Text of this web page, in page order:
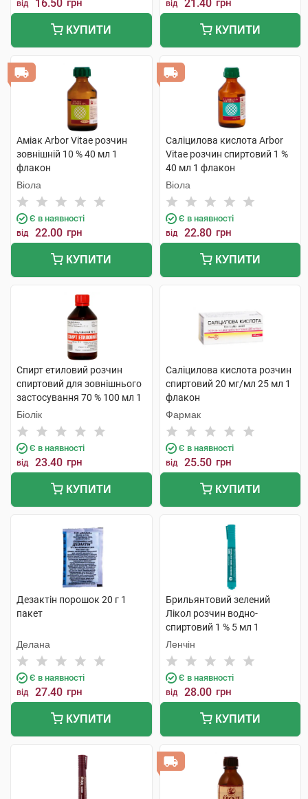
від 16.50 грн
КУПИТИ
від 21.40 грн
КУПИТИ
Аміак Arbor Vitae розчин
зовнішній 10 % 40 мл 1
флакон
Віола
Є в наявності
від 22.00 грн
КУПИТИ
Саліцилова кислота Arbor
Vitae розчин спиртовий 1 %
40 мл 1 флакон
Віола
Є в наявності
від 22.80 грн
КУПИТИ
Спирт етиловий розчин
спиртовий для зовнішнього
застосування 70 % 100 мл 1
флакон
Біолік
Є в наявності
від 23.40 грн
КУПИТИ
Саліцилова кислота розчин
спиртовий 20 мг/мл 25 мл 1
флакон
Фармак
Є в наявності
від 25.50 грн
КУПИТИ
Дезактін порошок 20 г 1
пакет
Делана
Є в наявності
від 27.40 грн
КУПИТИ
Брильянтовий зелений
Лікол розчин водно-
спиртовий 1 % 5 мл 1
флакон-олівець
Ленчін
Є в наявності
від 28.00 грн
КУПИТИ